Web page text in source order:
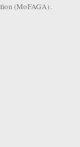
(MoFAGA).